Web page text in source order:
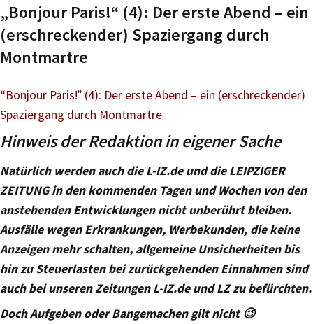
„Bonjour Paris!“ (4): Der erste Abend – ein
(erschreckender) Spaziergang durch
Montmartre
“Bonjour Paris!” (4): Der erste Abend – ein (erschreckender)
Spaziergang durch Montmartre
Hinweis der Redaktion in eigener Sache
Natürlich werden auch die L-IZ.de und die LEIPZIGER
ZEITUNG in den kommenden Tagen und Wochen von den
anstehenden Entwicklungen nicht unberührt bleiben.
Ausfälle wegen Erkrankungen, Werbekunden, die keine
Anzeigen mehr schalten, allgemeine Unsicherheiten bis
hin zu Steuerlasten bei zurückgehenden Einnahmen sind
auch bei unseren Zeitungen L-IZ.de und LZ zu befürchten.
Doch Aufgeben oder Bangemachen gilt nicht 😉